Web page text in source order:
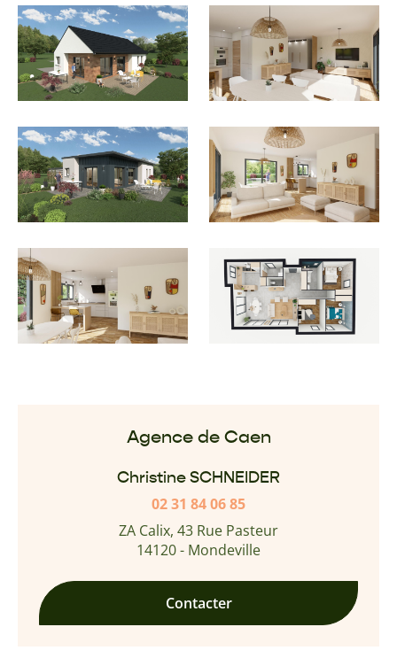
Agence de Caen
Christine SCHNEIDER
02 31 84 06 85
ZA Calix, 43 Rue Pasteur
14120 - Mondeville
Contacter